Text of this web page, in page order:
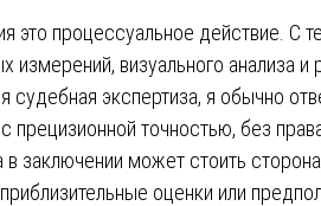
это процессуальное действие. С
измерений, визуального анализа и
судебная экспертиза, я обычно
прецизионной точностью, без
заключении может стоить
оценки или